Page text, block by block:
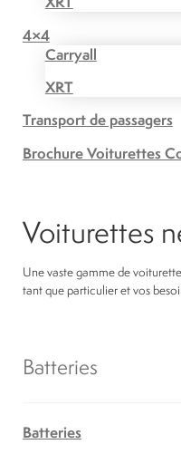
4×4
Carryall
XRT
Transport de passagers
Brochure Voiturettes
Voiturettes
Une vaste gamme de
tant que particulier et vos
Batteries
Batteries